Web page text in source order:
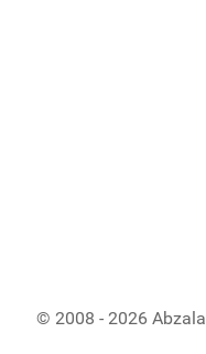
© 2008 - 2026 Abzala